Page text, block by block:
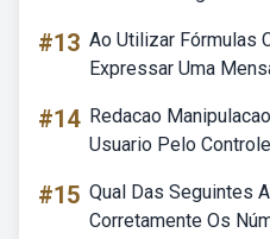
#13 Ao Utilizar Fórmulas
Expressar Uma
#14 Redacao
Usuario Pelo
#15 Qual Das Seguintes
Corretamente Os